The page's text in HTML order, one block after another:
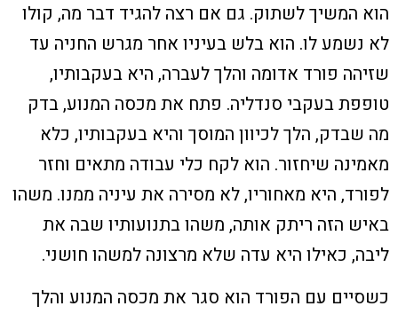
הוא המשיך לשתוק. גם אם רצה להגיד דבר מה, קולו
לא נשמע לו. הוא בלש בעיניו אחר מגרש החניה עד
שזיהה פורד אדומה והלך לעברה, היא בעקבותיו,
טופפת בעקבי סנדליה. פתח את מכסה המנוע, בדק
מה שבדק, הלך לכיוון המוסך והיא בעקבותיו, כלא
מאמינה שיחזור. הוא לקח כלי עבודה מתאים וחזר
לפורד, היא מאחוריו, לא מסירה את עיניה ממנו. משהו
באיש הזה ריתק אותה, משהו בתנועותיו שבה את
ליבה, כאילו היא עדה שלא מרצונה למשהו חושני.
כשסיים עם הפורד הוא סגר את מכסה המנוע והלך